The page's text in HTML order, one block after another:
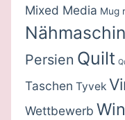
Mixed Media Mug
Persien Quilt
Taschen Tyvek
Wettbewerb